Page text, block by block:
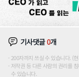
기사댓글0개
200자까지 쓰실 수 있습니다. (
저작권 등 다른 사람의 권리를
수 있습니다.